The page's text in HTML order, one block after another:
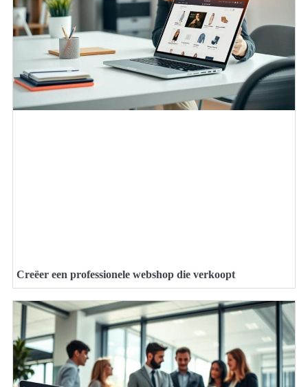
Creëer een professionele webshop die verkoopt